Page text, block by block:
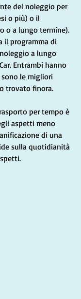
del noleggio per
o più) o il
o a lungo termine).
il programma di
a lungo
Entrambi hanno
le migliori
trovato finora.
per tempo è
aspetti meno
di una
sulla quotidianità